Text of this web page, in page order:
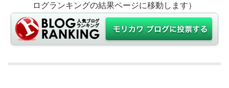
ログランキングの結果ページに移動します）